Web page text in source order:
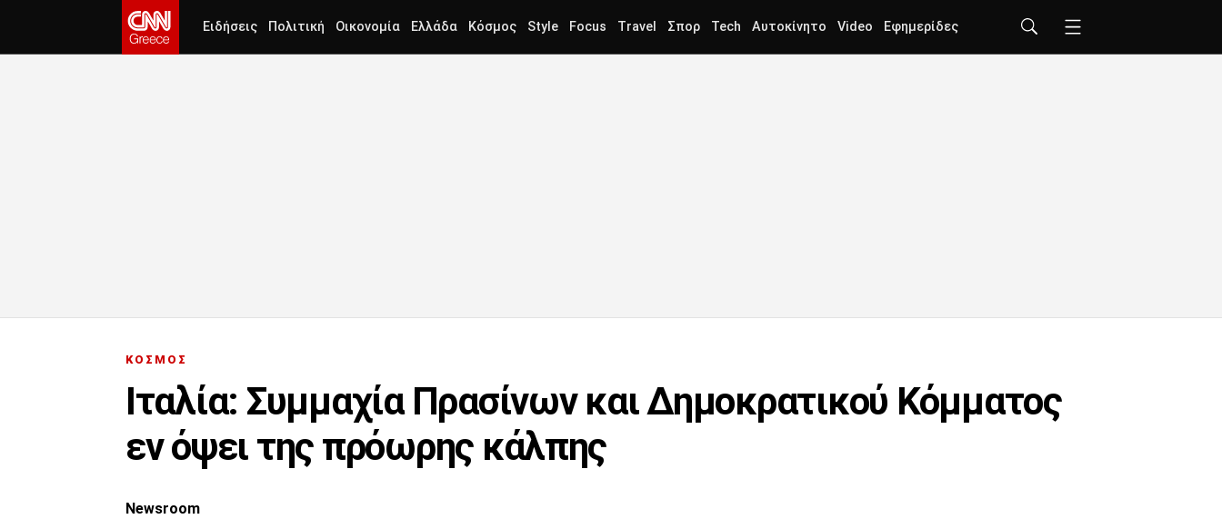
Ειδήσεις Πολιτική Οικονομία Ελλάδα Κόσμος Style Focus Travel Σπορ Tech Αυτοκίνητο Video Εφημερίδες
ΚΟΣΜΟΣ
Ιταλία: Συμμαχία Πρασίνων και Δημοκρατικού Κόμματος
εν όψει της πρόωρης κάλπης
Newsroom